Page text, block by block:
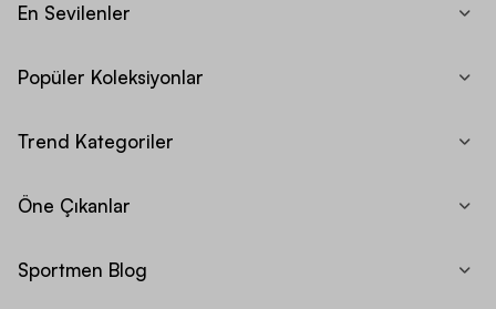
En Sevilenler
Popüler Koleksiyonlar
Trend Kategoriler
Öne Çıkanlar
Sportmen Blog